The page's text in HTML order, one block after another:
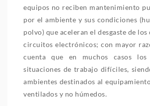
equipos no reciben mantenimiento
por el ambiente y sus condiciones
polvo) que aceleran el desgaste de
circuitos electrónicos; con mayor
cuenta que en muchos casos los
situaciones de trabajo difíciles,
ambientes destinados al
ventilados y no húmedos.